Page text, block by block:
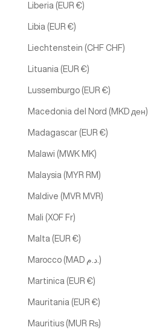
Liberia (EUR €)
Libia (EUR €)
Liechtenstein (CHF CHF)
Lituania (EUR €)
Lussemburgo (EUR €)
Macedonia del Nord (MKD ден)
Madagascar (EUR €)
Malawi (MWK MK)
Malaysia (MYR RM)
Maldive (MVR MVR)
Mali (XOF Fr)
Malta (EUR €)
Marocco (MAD د.م.)
Martinica (EUR €)
Mauritania (EUR €)
Mauritius (MUR ₨)